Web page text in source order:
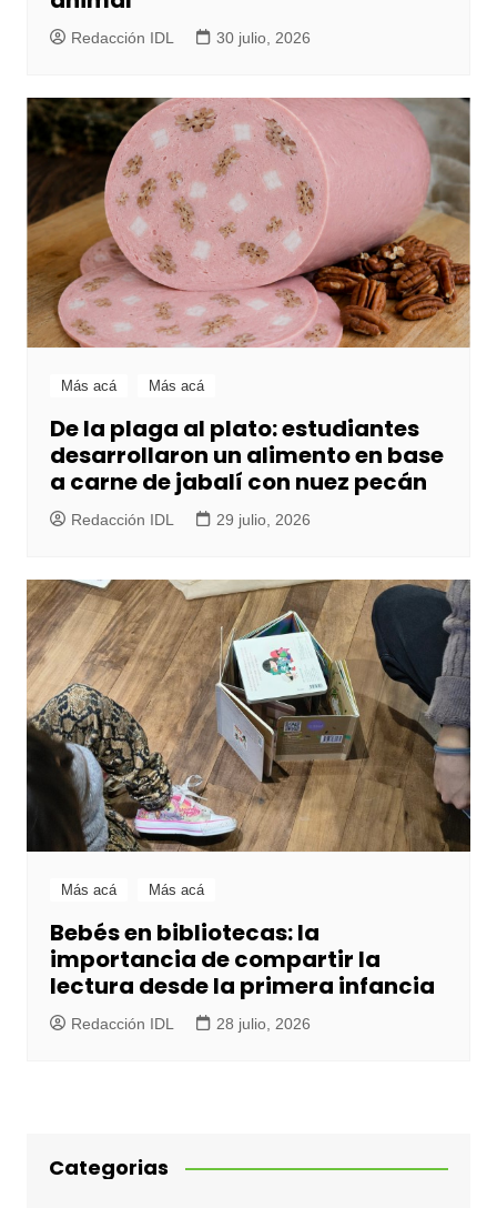
Redacción IDL 30 julio, 2026
Más acá Más acá
De la plaga al plato: estudiantes
desarrollaron un alimento en base
a carne de jabalí con nuez pecán
Redacción IDL 29 julio, 2026
Más acá Más acá
Bebés en bibliotecas: la
importancia de compartir la
lectura desde la primera infancia
Redacción IDL 28 julio, 2026
Categorias